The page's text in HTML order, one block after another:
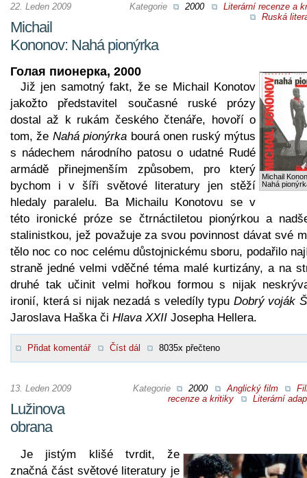
Kategorie 2000
Literární recenze a
Ruská
22. Leden 2009
Michail
Kononov: Nahá pionýrka
Michail
Nahá
Голая пионерка, 2000
Již jen samotný fakt, že se Michail Konotov
jakožto představitel současné ruské prózy
dostal až k rukám českého čtenáře, hovoří o
tom, že Nahá pionýrka bourá onen ruský mýtus
s nádechem národního patosu o udatné Rudé
armádě přinejmenším způsobem, pro který
bychom i v šíři světové literatury jen stěží
hledaly paralelu. Ba Michailu Konotovu se v
této ironické próze se čtrnáctiletou pionýrkou a
stalinistkou, jež považuje za svou povinnost dávat své
tělo noc co noc celému důstojnickému sboru, podařilo
straně jedné velmi vděčné téma malé kurtizány, a na
druhé tak učinit velmi hořkou formou s nijak
ironií, která si nijak nezadá s veledíly typu Dobrý voják
Jaroslava Haška či Hlava XXII Josepha Hellera.
Přidat komentář Číst dál 8035x přečteno
Kategorie 2000 Anglický film
recenze a kritiky
Literární
13. Leden 2009
Lužinova
obrana
Je jistým klišé tvrdit, že
značná část světové literatury je